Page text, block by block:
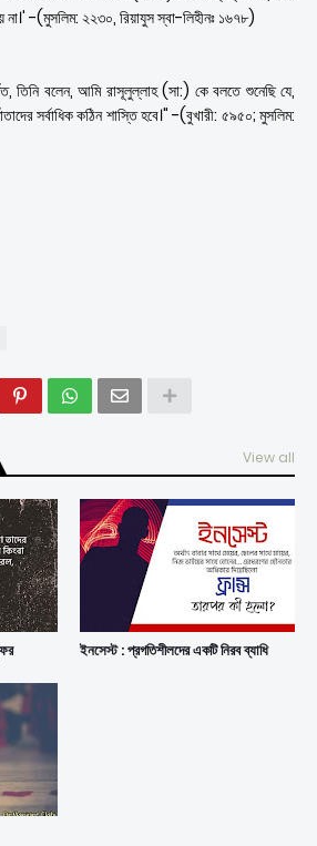
না।' -(মুসলিম: ২২৩০, রিয়াযুস স্বা-লিহীনঃ ১৬৭৮)
তিনি বলেন, আমি রাসূলুল্লাহ (সা:) কে বলতে শুনেছি যে,
সর্বাধিক কঠিন শাস্তি হবে।" -(বুখারী: ৫৯৫০; মুসলিম:
View all
ইনসেস্ট : প্রগতিশীলদের একটি নিরব ব্যাধি